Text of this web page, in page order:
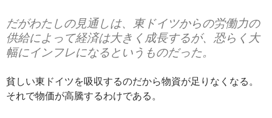
だがわたしの見通しは、東ドイツからの労働力の
供給によって経済は大きく成長するが、恐らく大
幅にインフレになるというものだった。
貧しい東ドイツを吸収するのだから物資が足りなくなる。
それで物価が高騰するわけである。